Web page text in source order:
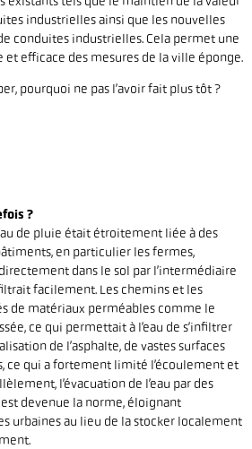
industrielles ainsi que les nouvelles
conduites industrielles. Cela permet une
efficace des mesures de la ville éponge.
pourquoi ne pas l’avoir fait plus tôt ?
?
de pluie était étroitement liée à des
en particulier les fermes,
dans le sol par l’intermédiaire
facilement. Les chemins et les
de matériaux perméables comme le
ce qui permettait à l’eau de s’infiltrer
de l’asphalte, de vastes surfaces
ce qui a fortement limité l’écoulement et
l’évacuation de l’eau par des
devenue la norme, éloignant
urbaines au lieu de la stocker localement